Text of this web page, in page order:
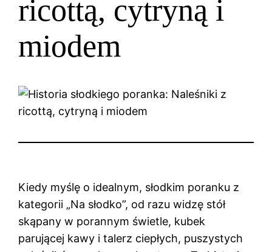
ricottą, cytryną i
miodem
Kiedy myślę o idealnym, słodkim poranku z
kategorii „Na słodko”, od razu widzę stół
skąpany w porannym świetle, kubek
parującej kawy i talerz ciepłych, puszystych